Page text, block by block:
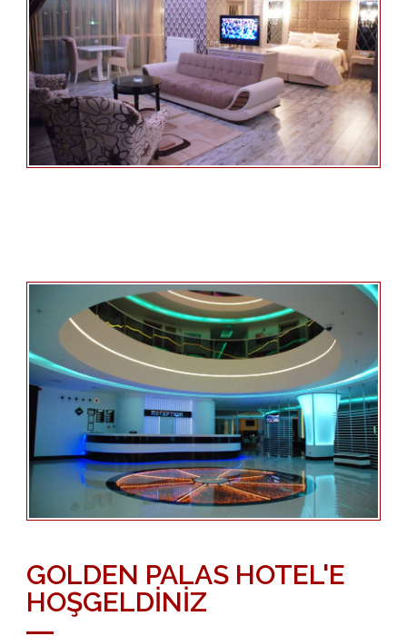
GOLDEN PALAS HOTEL'E
HOŞGELDİNİZ